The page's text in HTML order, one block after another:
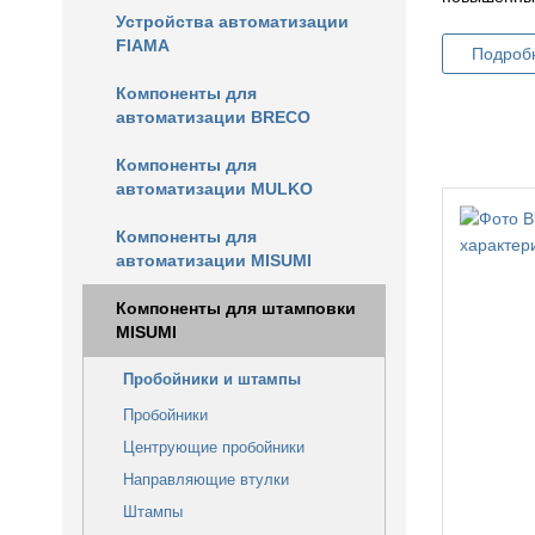
Устройства автоматизации
FIAMA
Компоненты для
автоматизации BRECO
Компоненты для
автоматизации MULKO
Компоненты для
автоматизации MISUMI
Компоненты для штамповки
MISUMI
Пробойники и штампы
Пробойники
Центрующие пробойники
Направляющие втулки
Штампы